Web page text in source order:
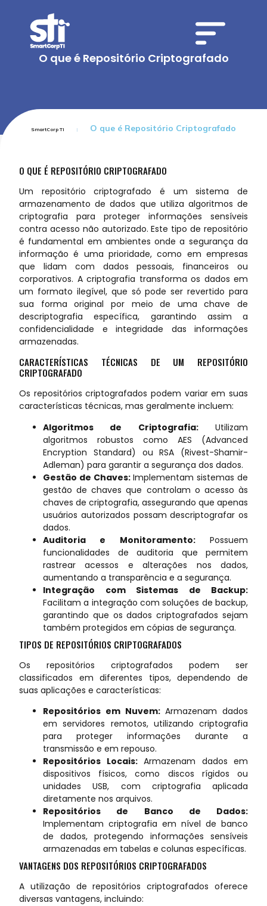
O que é Repositório Criptografado
SmartCorp TI O que é Repositório Criptografado
O QUE É REPOSITÓRIO CRIPTOGRAFADO
Um repositório criptografado é um sistema de
armazenamento de dados que utiliza algoritmos de
criptografia para proteger informações sensíveis
contra acesso não autorizado. Este tipo de repositório
é fundamental em ambientes onde a segurança da
informação é uma prioridade, como em empresas
que lidam com dados pessoais, financeiros ou
corporativos. A criptografia transforma os dados em
um formato ilegível, que só pode ser revertido para
sua forma original por meio de uma chave de
descriptografia específica, garantindo assim a
confidencialidade e integridade das informações
armazenadas.
CARACTERÍSTICAS TÉCNICAS DE UM REPOSITÓRIO
CRIPTOGRAFADO
Os repositórios criptografados podem variar em suas
características técnicas, mas geralmente incluem:
Algoritmos de Criptografia:Utilizam
algoritmos robustos como AES (Advanced
Encryption Standard) ou RSA (Rivest-Shamir-
Adleman) para garantir a segurança dos dados.
Gestão de Chaves:Implementam sistemas de
gestão de chaves que controlam o acesso às
chaves de criptografia, assegurando que apenas
usuários autorizados possam descriptografar os
dados.
Auditoria e Monitoramento:Possuem
funcionalidades de auditoria que permitem
rastrear acessos e alterações nos dados,
aumentando a transparência e a segurança.
Integração com Sistemas de Backup:
Facilitam a integração com soluções de backup,
garantindo que os dados criptografados sejam
também protegidos em cópias de segurança.
TIPOS DE REPOSITÓRIOS CRIPTOGRAFADOS
Os repositórios criptografados podem ser
classificados em diferentes tipos, dependendo de
suas aplicações e características:
Repositórios em Nuvem:Armazenam dados
em servidores remotos, utilizando criptografia
para proteger informações durante a
transmissão e em repouso.
Repositórios Locais:Armazenam dados em
dispositivos físicos, como discos rígidos ou
unidades USB, com criptografia aplicada
diretamente nos arquivos.
Repositórios de Banco de Dados:
Implementam criptografia em nível de banco
de dados, protegendo informações sensíveis
armazenadas em tabelas e colunas específicas.
VANTAGENS DOS REPOSITÓRIOS CRIPTOGRAFADOS
A utilização de repositórios criptografados oferece
diversas vantagens, incluindo: